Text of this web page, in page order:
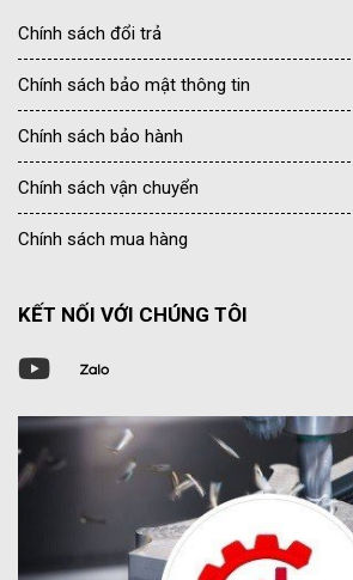
Chính sách đổi trả
Chính sách bảo mật thông tin
Chính sách bảo hành
Chính sách vận chuyển
Chính sách mua hàng
KẾT NỐI VỚI CHÚNG TÔI